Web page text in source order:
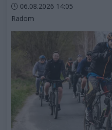
Data dodania artykułu:
06.08.2026 14:05
Kategorie artykułu:
Radom